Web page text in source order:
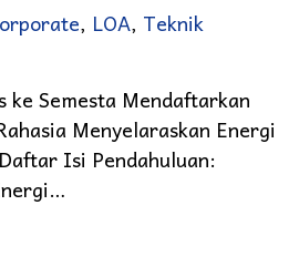
in , LOA, Teknik
ke Semesta Mendaftarkan
Menyelaraskan Energi
Isi Pendahuluan: